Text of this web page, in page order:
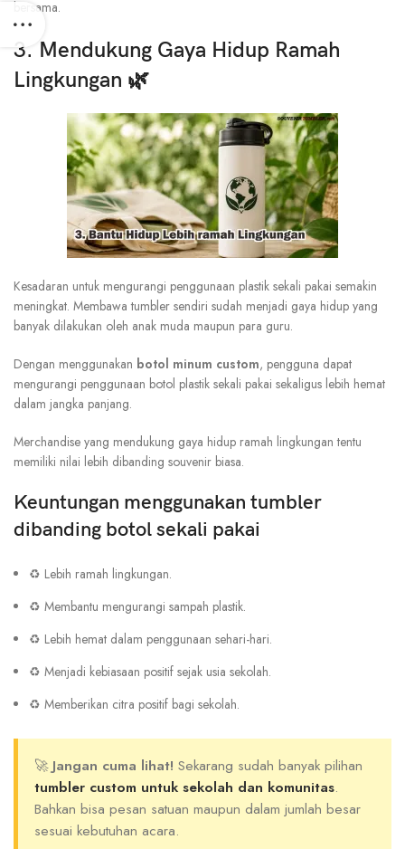
bersama.
3. Mendukung Gaya Hidup Ramah
Lingkungan 🌿
Kesadaran untuk mengurangi penggunaan plastik sekali pakai semakin
meningkat. Membawa tumbler sendiri sudah menjadi gaya hidup yang
banyak dilakukan oleh anak muda maupun para guru.
Dengan menggunakan botol minum custom, pengguna dapat
mengurangi penggunaan botol plastik sekali pakai sekaligus lebih hemat
dalam jangka panjang.
Merchandise yang mendukung gaya hidup ramah lingkungan tentu
memiliki nilai lebih dibanding souvenir biasa.
Keuntungan menggunakan tumbler
dibanding botol sekali pakai
♻ Lebih ramah lingkungan.
♻ Membantu mengurangi sampah plastik.
♻ Lebih hemat dalam penggunaan sehari-hari.
♻ Menjadi kebiasaan positif sejak usia sekolah.
♻ Memberikan citra positif bagi sekolah.
🚀 Jangan cuma lihat! Sekarang sudah banyak pilihan
tumbler custom untuk sekolah dan komunitas.
Bahkan bisa pesan satuan maupun dalam jumlah besar
sesuai kebutuhan acara.